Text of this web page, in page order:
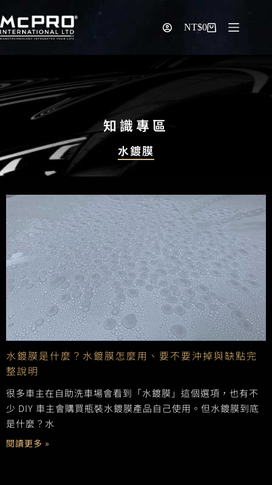
NT$0
知識專區
水鍍膜
水鍍膜是什麼？水鍍膜怎麼用、要不要沖掉與缺點完
整說明
很多車主在自助洗車場會看到「水鍍膜」這個選項，也有不
少 DIY 車主會購買瓶裝水鍍膜產品自己使用。但水鍍膜到底
是什麼？水
閱讀更多 »